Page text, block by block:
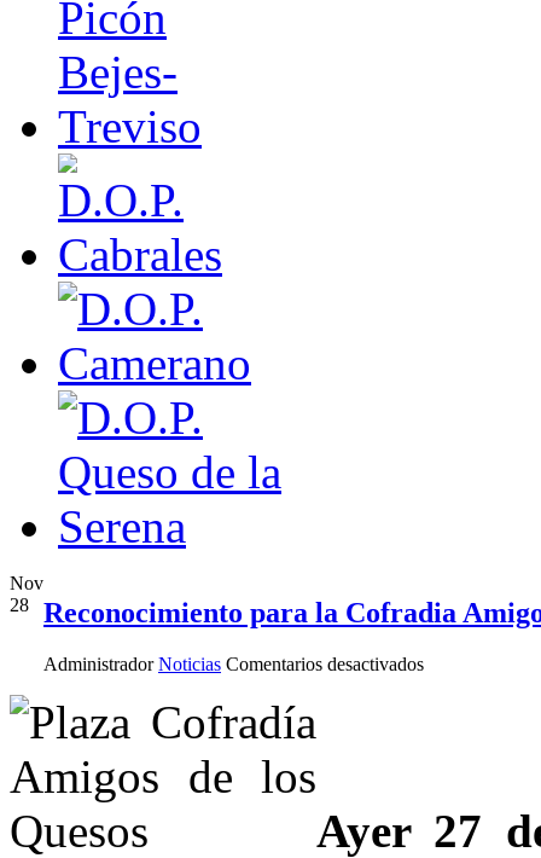
Nov
28
Reconocimiento para la Cofradia
Administrador Noticias Comentarios desactivadosen
los
Quesos
Ayer 27